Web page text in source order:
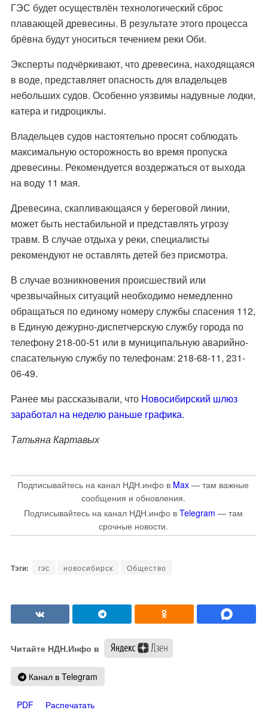
ГЭС будет осуществлён технологический сброс
плавающей древесины. В результате этого процесса
брёвна будут уноситься течением реки Оби.
Эксперты подчёркивают, что древесина, находящаяся
в воде, представляет опасность для владельцев
небольших судов. Особенно уязвимы надувные лодки,
катера и гидроциклы.
Владельцев судов настоятельно просят соблюдать
максимальную осторожность во время пропуска
древесины. Рекомендуется воздержаться от выхода
на воду 11 мая.
Древесина, скапливающаяся у береговой линии,
может быть нестабильной и представлять угрозу
травм. В случае отдыха у реки, специалисты
рекомендуют не оставлять детей без присмотра.
В случае возникновения происшествий или
чрезвычайных ситуаций необходимо немедленно
обращаться по единому номеру службы спасения 112,
в Единую дежурно-диспетчерскую службу города по
телефону 218-00-51 или в муниципальную аварийно-
спасательную службу по телефонам: 218-68-11, 231-
06-49.
Ранее мы рассказывали, что Новосибирский шлюз
заработал на неделю раньше графика.
Татьяна Картавых
Подписывайтесь на канал НДН.инфо в Max — там важные
сообщения и обновления.
Подписывайтесь на канал НДН.инфо в Telegram — там
срочные новости.
гэс новосибирск Общество
Читайте НДН.Инфо в
Канал в Telegram
PDF Распечатать